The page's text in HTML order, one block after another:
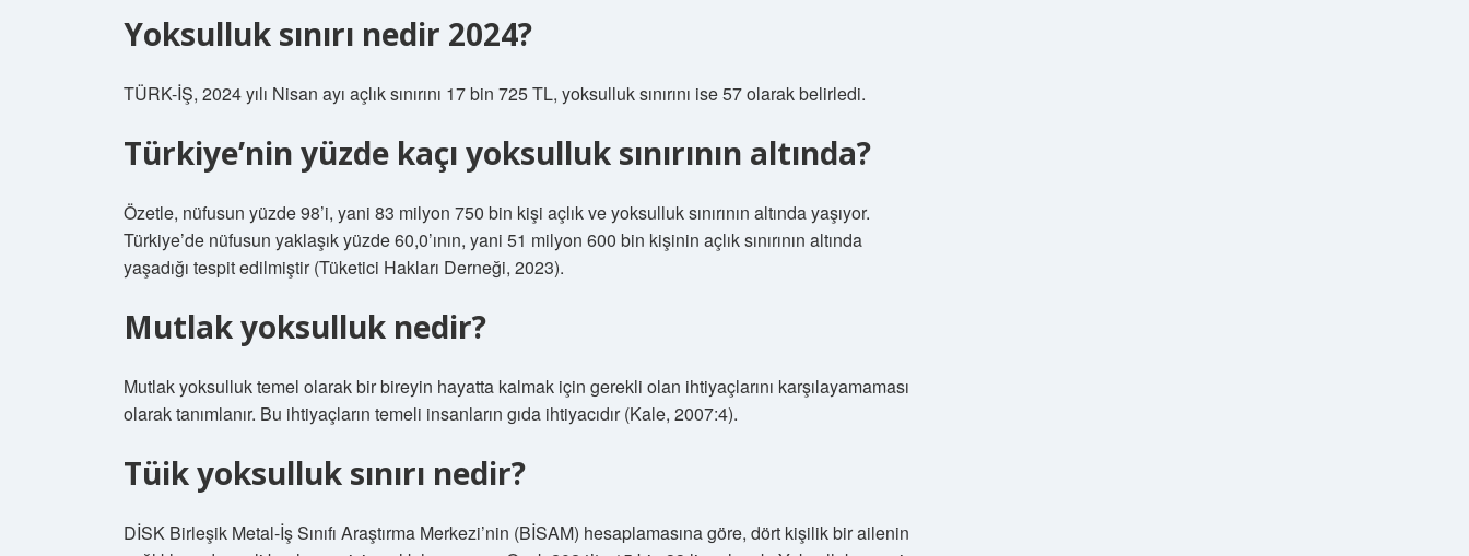
Yoksulluk sınırı nedir 2024?
TÜRK-İŞ, 2024 yılı Nisan ayı açlık sınırını 17 bin 725 TL, yoksulluk sınırını ise 57 olarak belirledi.
Türkiye’nin yüzde kaçı yoksulluk sınırının altında?
Özetle, nüfusun yüzde 98’i, yani 83 milyon 750 bin kişi açlık ve yoksulluk sınırının altında yaşıyor.
Türkiye’de nüfusun yaklaşık yüzde 60,0’ının, yani 51 milyon 600 bin kişinin açlık sınırının altında
yaşadığı tespit edilmiştir (Tüketici Hakları Derneği, 2023).
Mutlak yoksulluk nedir?
Mutlak yoksulluk temel olarak bir bireyin hayatta kalmak için gerekli olan ihtiyaçlarını karşılayamaması
olarak tanımlanır. Bu ihtiyaçların temeli insanların gıda ihtiyacıdır (Kale, 2007:4).
Tüik yoksulluk sınırı nedir?
DİSK Birleşik Metal-İş Sınıfı Araştırma Merkezi’nin (BİSAM) hesaplamasına göre, dört kişilik bir ailenin